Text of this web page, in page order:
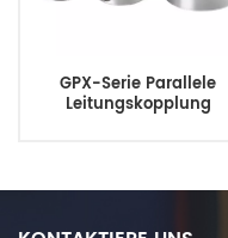
GPX-Serie Parallele
Leitungskopplung